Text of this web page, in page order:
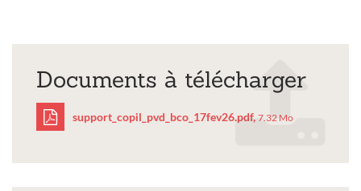
Documents à télécharger
support_copil_pvd_bco_17fev26.pdf, 7.32 Mo